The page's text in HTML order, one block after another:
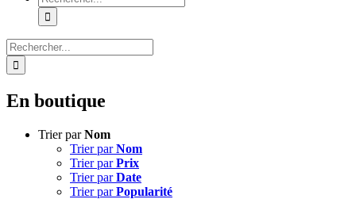
Rechercher:
En boutique
Trier parNom
Trier parNom
Trier parPrix
Trier parDate
Trier parPopularité